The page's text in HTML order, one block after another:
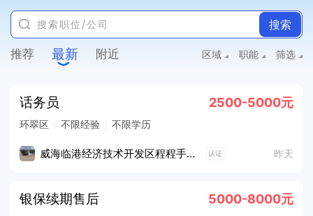
搜索
推荐 最新 附近 区域 职能 筛选
话务员 2500-5000元
环翠区 不限经验 不限学历
威海临港经济技术开发区程程手机店 认证 昨天
银保续期售后 5000-8000元